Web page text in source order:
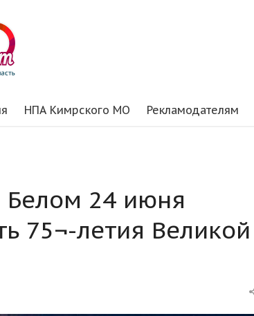
НПА Кимрского МО Рекламодателям
Белом 24 июня
75¬-летия Великой